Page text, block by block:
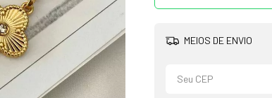
MEIOS DE ENVIO